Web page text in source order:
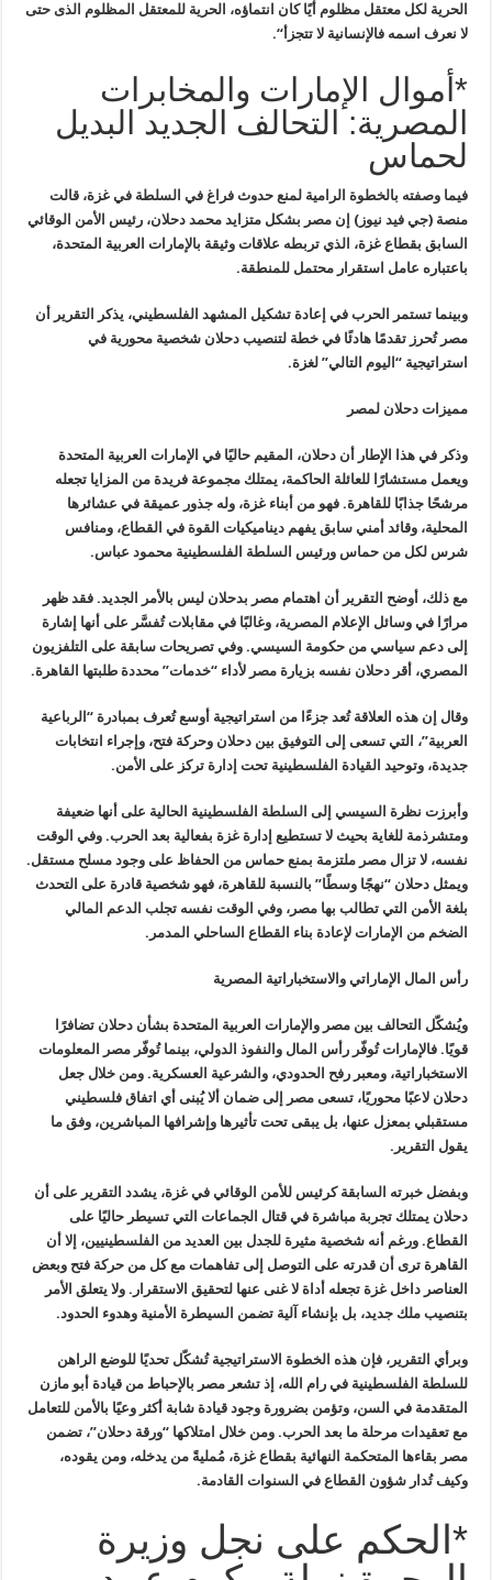
الحرية لكل معتقل مظلوم أيًا كان انتماؤه، الحرية للمعتقل المظلوم الذى حتى
لا نعرف اسمه فالإنسانية لا تتجزأ“.
*أموال الإمارات والمخابرات
المصرية: التحالف الجديد البديل
لحماس
فيما وصفته بالخطوة الرامية لمنع حدوث فراغ في السلطة في غزة، قالت
منصة (جي فيد نيوز) إن مصر بشكل متزايد محمد دحلان، رئيس الأمن الوقائي
السابق بقطاع غزة، الذي تربطه علاقات وثيقة بالإمارات العربية المتحدة،
باعتباره عامل استقرار محتمل للمنطقة.
وبينما تستمر الحرب في إعادة تشكيل المشهد الفلسطيني، يذكر التقرير أن
مصر تُحرز تقدمًا هادئًا في خطة لتنصيب دحلان شخصية محورية في
استراتيجية “اليوم التالي” لغزة.
مميزات دحلان لمصر
وذكر في هذا الإطار أن دحلان، المقيم حاليًا في الإمارات العربية المتحدة
ويعمل مستشارًا للعائلة الحاكمة، يمتلك مجموعة فريدة من المزايا تجعله
مرشحًا جذابًا للقاهرة. فهو من أبناء غزة، وله جذور عميقة في عشائرها
المحلية، وقائد أمني سابق يفهم ديناميكيات القوة في القطاع، ومنافس
شرس لكل من حماس ورئيس السلطة الفلسطينية محمود عباس.
مع ذلك، أوضح التقرير أن اهتمام مصر بدحلان ليس بالأمر الجديد. فقد ظهر
مرارًا في وسائل الإعلام المصرية، وغالبًا في مقابلات تُفسَّر على أنها إشارة
إلى دعم سياسي من حكومة السيسي.وفي تصريحات سابقة على التلفزيون
المصري، أقر دحلان نفسه بزيارة مصر لأداء “خدمات” محددة طلبتها القاهرة.
وقال إن هذه العلاقة تُعد جزءًا من استراتيجية أوسع تُعرف بمبادرة “الرباعية
العربية”، التي تسعى إلى التوفيق بين دحلان وحركة فتح، وإجراء انتخابات
جديدة، وتوحيد القيادة الفلسطينية تحت إدارة تركز على الأمن.
وأبرزت نظرة السيسي إلى السلطة الفلسطينية الحالية على أنها ضعيفة
ومتشرذمة للغاية بحيث لا تستطيع إدارة غزة بفعالية بعد الحرب. وفي الوقت
نفسه، لا تزال مصر ملتزمة بمنع حماس من الحفاظ على وجود مسلح مستقل.
ويمثل دحلان “نهجًا وسطًا” بالنسبة للقاهرة، فهو شخصية قادرة على التحدث
بلغة الأمن التي تطالب بها مصر، وفي الوقت نفسه تجلب الدعم المالي
الضخم من الإمارات لإعادة بناء القطاع الساحلي المدمر .
رأس المال الإماراتي والاستخباراتية المصرية
ويُشكّل التحالف بين مصر والإمارات العربية المتحدة بشأن دحلان تضافرًا
قويًا. فالإمارات تُوفّر رأس المال والنفوذ الدولي، بينما تُوفّر مصر المعلومات
الاستخباراتية، ومعبر رفح الحدودي، والشرعية العسكرية. ومن خلال جعل
دحلان لاعبًا محوريًا، تسعى مصر
إلى ضمان ألا يُبنى أي اتفاق فلسطيني
مستقبلي بمعزل عنها، بل يبقى تحت تأثيرها وإشرافها المباشرين، وفق ما
يقول التقرير .
وبفضل خبرته السابقة كرئيس للأمن الوقائي في غزة، يشدد التقرير على أن
دحلان يمتلك تجربة مباشرة في قتال الجماعات التي تسيطر حاليًا على
القطاع. ورغم أنه شخصية مثيرة للجدل بين العديد من الفلسطينيين، إلا أن
القاهرة ترى أن قدرته على التوصل إلى تفاهمات مع كل من حركة فتح وبعض
العناصر داخل غزة تجعله أداة لا غنى عنها لتحقيق الاستقرار .ولا يتعلق الأمر
بتنصيب ملك جديد، بل بإنشاء آلية تضمن السيطرة الأمنية وهدوء الحدود.
وبرأي التقرير، فإن هذه الخطوة الاستراتيجية تُشكّل تحديًا للوضع الراهن
للسلطة الفلسطينية في رام الله، إذ تشعر مصر بالإحباط من قيادة أبو مازن
المتقدمة في السن، وتؤمن بضرورة وجود قيادة شابة أكثر وعيًا بالأمن للتعامل
مع تعقيدات مرحلة ما بعد الحرب.ومن خلال امتلاكها “ورقة دحلان”، تضمن
مصر بقاءها المتحكمة النهائية بقطاع غزة، مُمليةً من يدخله، ومن يقوده،
وكيف تُدار شؤون القطاع في السنوات القادمة.
*الحكم على نجل وزيرة